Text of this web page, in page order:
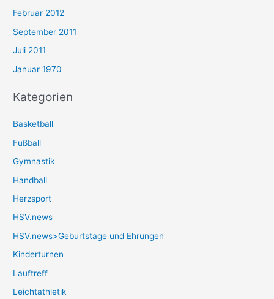
Februar 2012
September 2011
Juli 2011
Januar 1970
Kategorien
Basketball
Fußball
Gymnastik
Handball
Herzsport
HSV.news
HSV.news>Geburtstage und Ehrungen
Kinderturnen
Lauftreff
Leichtathletik